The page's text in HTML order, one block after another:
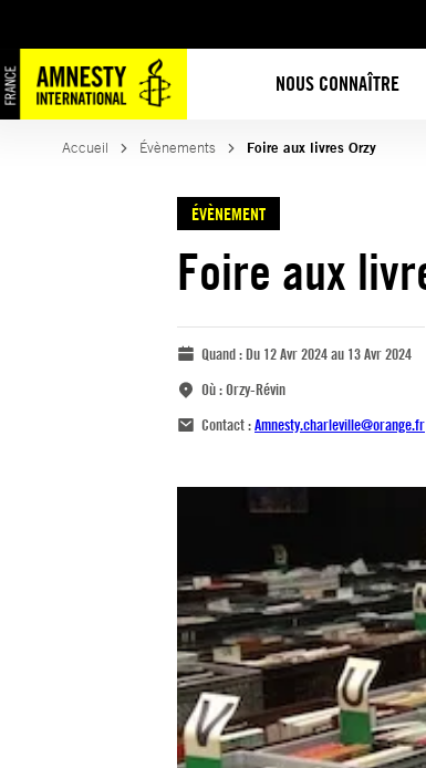
NOUS CONNAÎTRE
Accueil Évènements Foire aux livres Orzy
ÉVÈNEMENT
Foire aux
Quand :Du 12 Avr 2024 au 13 Avr 2024
Où :Orzy-Révin
Contact :Amnesty.charleville@orange.fr